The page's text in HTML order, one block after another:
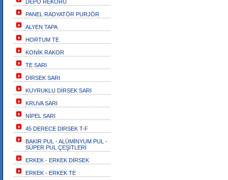
DEPO REKORU
PANEL RADYATÖR PURJÖR
ALYEN TAPA
HORTUM TE
KONİK RAKOR
TE SARI
DİRSEK SARI
KUYRUKLU DİRSEK SARI
KRUVA SARI
NİPEL SARI
45 DERECE DİRSEK T-F
BAKIR PUL - ALÜMİNYUM PUL -
SÜPER PUL ÇEŞİTLERİ
ERKEK - ERKEK DİRSEK
ERKEK - ERKEK TE